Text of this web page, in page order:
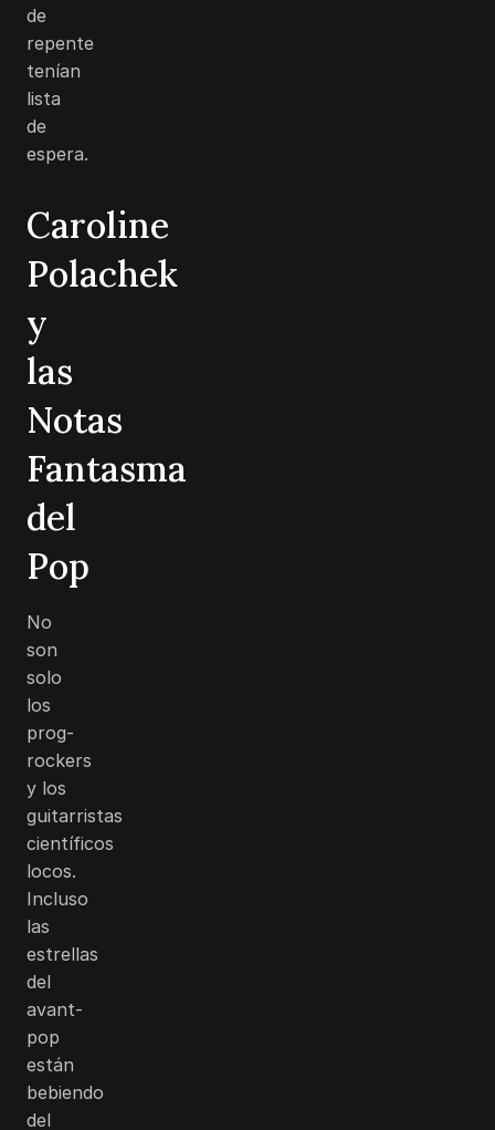
de
repente
tenían
lista
de
espera.
Caroline
Polachek
y
las
Notas
Fantasma
del
Pop
No
son
solo
los
prog-
rockers
y los
guitarristas
científicos
locos.
Incluso
las
estrellas
del
avant-
pop
están
bebiendo
del